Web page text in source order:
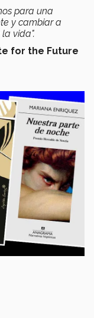
para una
y cambiar a
vida".
for the Future